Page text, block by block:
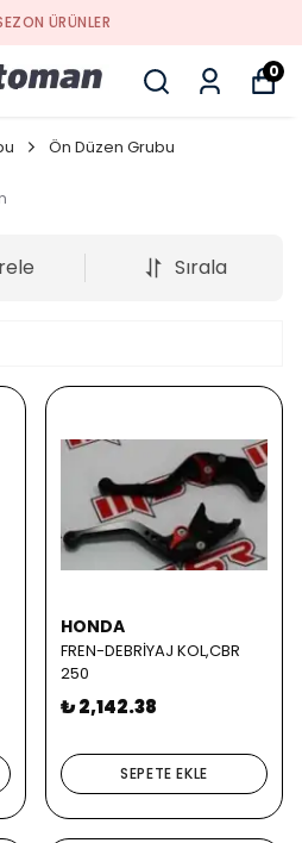
ÜRÜNLER
0
Ön Düzen Grubu
Sırala
HONDA
FREN-DEBRİYAJ KOL,CBR
250
₺ 2,142.38
SEPETE EKLE